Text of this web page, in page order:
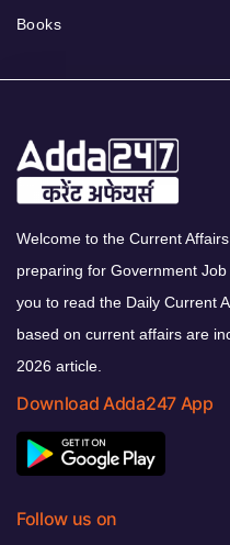
Books
Welcome to the Current
preparing for Government
you to read the Daily Current
based on current affairs are
2026 article.
Download Adda247 App
Follow us on